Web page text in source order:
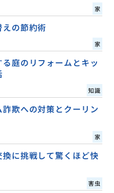
家
の節約術
家
庭のリフォームとキッ
知識
欺への対策とクーリン
家
に挑戦して驚くほど快
害虫